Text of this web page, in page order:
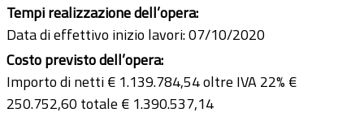
Tempi realizzazione dell’opera:
Data di effettivo inizio lavori: 07/10/2020
Costo previsto dell’opera:
Importo di netti € 1.139.784,54 oltre IVA 22% €
250.752,60 totale € 1.390.537,14